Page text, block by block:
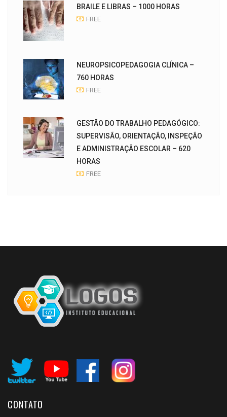
BRAILE E LIBRAS – 1000 HORAS
FREE
NEUROPSICOPEDAGOGIA CLÍNICA –
760 HORAS
FREE
GESTÃO DO TRABALHO PEDAGÓGICO:
SUPERVISÃO, ORIENTAÇÃO, INSPEÇÃO
E ADMINISTRAÇÃO ESCOLAR – 620
HORAS
FREE
CONTATO